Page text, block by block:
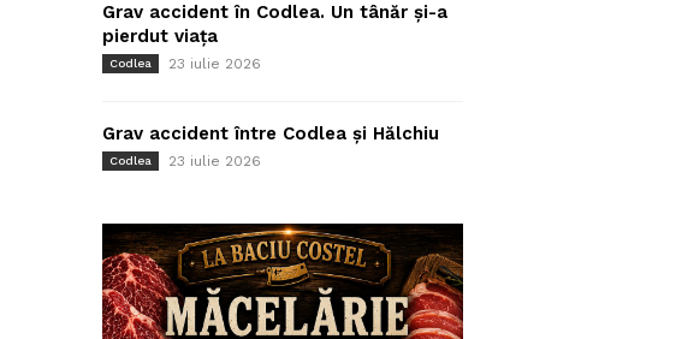
Grav accident în Codlea. Un tânăr și-a
pierdut viața
Codlea 23 iulie 2026
Grav accident între Codlea și Hălchiu
Codlea 23 iulie 2026